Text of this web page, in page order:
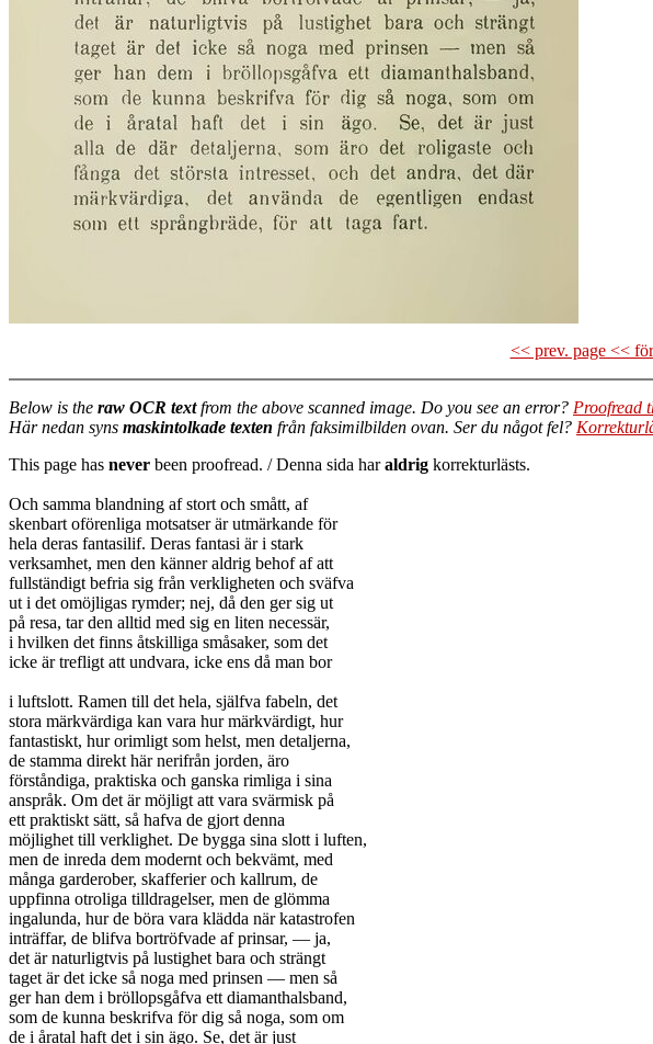
<< prev. page <<
Below is the raw OCR textfrom the above scanned image. Do you see an error? Proofread
Här nedan syns maskintolkade texten från faksimilbilden ovan. Ser du något fel?
This page has never been proofread. / Denna sida haraldrig korrekturlästs.
Och samma blandning af stort och smått, af
skenbart oförenliga motsatser är utmärkande för
hela deras fantasilif. Deras fantasi är i stark
verksamhet, men den känner aldrig behof af att
fullständigt befria sig från verkligheten och sväfva
ut i det omöjligas rymder; nej, då den ger sig ut
på resa, tar den alltid med sig en liten necessär,
i hvilken det finns åtskilliga småsaker, som det
icke är trefligt att undvara, icke ens då man bor
i luftslott. Ramen till det hela, själfva fabeln, det
stora märkvärdiga kan vara hur märkvärdigt, hur
fantastiskt, hur orimligt som helst, men detaljerna,
de stamma direkt här nerifrån jorden, äro
förståndiga, praktiska och ganska rimliga i sina
anspråk. Om det är möjligt att vara svärmisk på
ett praktiskt sätt, så hafva de gjort denna
möjlighet till verklighet. De bygga sina slott i luften,
men de inreda dem modernt och bekvämt, med
många garderober, skafferier och kallrum, de
uppfinna otroliga tilldragelser, men de glömma
ingalunda, hur de böra vara klädda när katastrofen
inträffar, de blifva bortröfvade af prinsar, — ja,
det är naturligtvis på lustighet bara och strängt
taget är det icke så noga med prinsen — men så
ger han dem i bröllopsgåfva ett diamanthalsband,
som de kunna beskrifva för dig så noga, som om
de i åratal haft det i sin ägo. Se, det är just